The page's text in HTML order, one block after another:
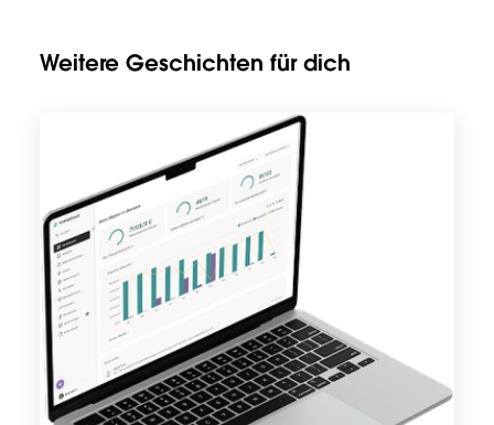
Weitere Geschichten für dich